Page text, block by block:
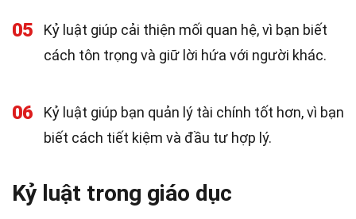
05
Kỷ luật giúp cải thiện mối quan hệ, vì bạn biết
cách tôn trọng và giữ lời hứa với người khác.
06
Kỷ luật giúp bạn quản lý tài chính tốt hơn, vì bạn
biết cách tiết kiệm và đầu tư hợp lý.
Kỷ luật trong giáo dục